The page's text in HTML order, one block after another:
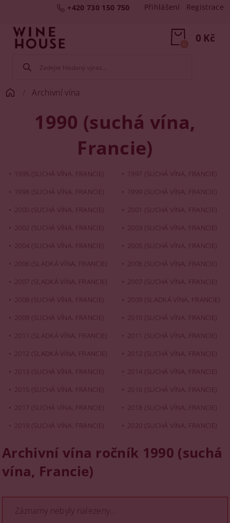
+420 730 150 750 Přihlášení Registrace
0 Kč
0
Archivní vína
1990 (suchá vína,
Francie)
1995 (SUCHÁ VÍNA, FRANCIE)
1997 (SUCHÁ VÍNA, FRANCIE)
1998 (SUCHÁ VÍNA, FRANCIE)
1999 (SUCHÁ VÍNA, FRANCIE)
2000 (SUCHÁ VÍNA, FRANCIE)
2001 (SUCHÁ VÍNA, FRANCIE)
2002 (SUCHÁ VÍNA, FRANCIE)
2003 (SUCHÁ VÍNA, FRANCIE)
2004 (SUCHÁ VÍNA, FRANCIE)
2005 (SUCHÁ VÍNA, FRANCIE)
2006 (SLADKÁ VÍNA, FRANCIE)
2006 (SUCHÁ VÍNA, FRANCIE)
2007 (SLADKÁ VÍNA, FRANCIE)
2007 (SUCHÁ VÍNA, FRANCIE)
2008 (SUCHÁ VÍNA, FRANCIE)
2009 (SLADKÁ VÍNA, FRANCIE)
2009 (SUCHÁ VÍNA, FRANCIE)
2010 (SUCHÁ VÍNA, FRANCIE)
2011 (SLADKÁ VÍNA, FRANCIE)
2011 (SUCHÁ VÍNA, FRANCIE)
2012 (SLADKÁ VÍNA, FRANCIE)
2012 (SUCHÁ VÍNA, FRANCIE)
2013 (SUCHÁ VÍNA, FRANCIE)
2014 (SUCHÁ VÍNA, FRANCIE)
2015 (SUCHÁ VÍNA, FRANCIE)
2016 (SUCHÁ VÍNA, FRANCIE)
2017 (SUCHÁ VÍNA, FRANCIE)
2018 (SUCHÁ VÍNA, FRANCIE)
2019 (SUCHÁ VÍNA, FRANCIE)
2020 (SUCHÁ VÍNA, FRANCIE)
Archivní vína ročník 1990 (suchá
vína, Francie)
Záznamy nebyly nalezeny...